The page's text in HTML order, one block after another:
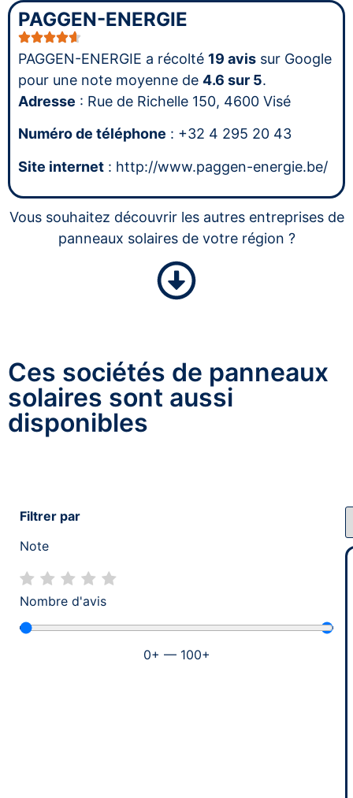
PAGGEN-ENERGIE
PAGGEN-ENERGIE a récolté 19 avis sur Google
pour une note moyenne de 4.6 sur 5.
Adresse : Rue de Richelle 150, 4600 Visé
Numéro de téléphone : +32 4 295 20 43
Site internet : http://www.paggen-energie.be/
Vous souhaitez découvrir les autres entreprises de
panneaux solaires de votre région ?
Ces sociétés de panneaux
solaires sont aussi
disponibles
Filtrer par
Note
Nombre d'avis
0+ — 100+